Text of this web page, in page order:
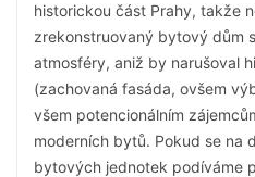
historickou část Prahy, takže
zrekonstruovaný bytový dům
atmosféry, aniž by narušoval
(zachovaná fasáda, ovšem
všem potencionálním
moderních bytů. Pokud se na
bytových jednotek podíváme